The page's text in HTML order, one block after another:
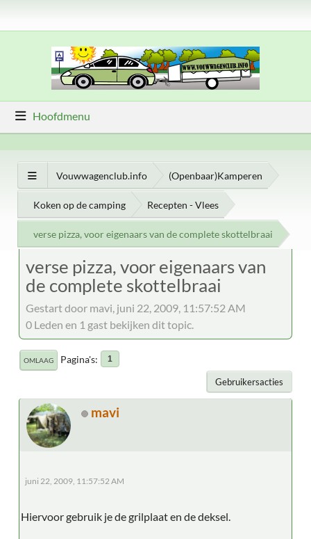
Hoofdmenu
Vouwwagenclub.info (Openbaar)Kamperen
Koken op de camping Recepten - Vlees
verse pizza, voor eigenaars van de complete skottelbraai
verse pizza, voor eigenaars van
de complete skottelbraai
Gestart door mavi, juni 22, 2009, 11:57:52 AM
0 Leden en 1 gast bekijken dit topic.
OMLAAG Pagina's 1
Gebruikersacties
mavi
juni 22, 2009, 11:57:52 AM
Hiervoor gebruik je de grilplaat en de deksel.